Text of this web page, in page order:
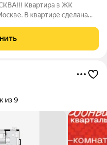
Квартира в ЖК
В квартире сделана
Имеется гардеробная
из 9